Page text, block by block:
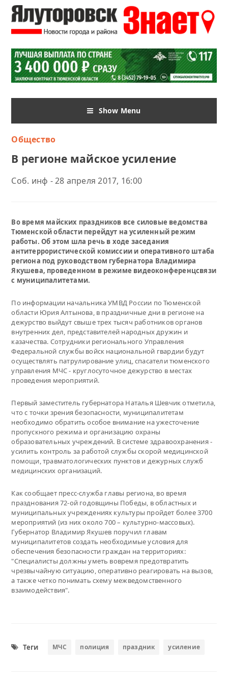
Show Menu
Общество
В регионе майское усиление
Соб. инф - 28 апреля 2017, 16:00
Во время майских праздников все силовые ведомства
Тюменской области перейдут на усиленный режим
работы. Об этом шла речь в ходе заседания
антитеррористической комиссии и оперативного штаба
региона под руководством губернатора Владимира
Якушева, проведенном в режиме видеоконференцсвязи
с муниципалитетами.
По информации начальника УМВД России по Тюменской
области Юрия Алтынова, в праздничные дни в регионе на
дежурство выйдут свыше трех тысяч работников органов
внутренних дел, представителей народных дружин и
казачества. Сотрудники регионального Управления
Федеральной службы войск национальной гвардии будут
осуществлять патрулирование улиц, спасатели тюменского
управления МЧС - круглосуточное дежурство в местах
проведения мероприятий.
Первый заместитель губернатора Наталья Шевчик отметила,
что с точки зрения безопасности, муниципалитетам
необходимо обратить особое внимание на ужесточение
пропускного режима и организацию охраны
образовательных учреждений. В системе здравоохранения -
усилить контроль за работой службы скорой медицинской
помощи, травматологических пунктов и дежурных служб
медицинских организаций.
Как сообщает пресс-служба главы региона, во время
празднования 72-ой годовщины Победы, в областных и
муниципальных учреждениях культуры пройдет более 3700
мероприятий (из них около 700 – культурно-массовых).
Губернатор Владимир Якушев поручил главам
муниципалитетов создать необходимые условия для
обеспечения безопасности граждан на территориях:
"Специалисты должны уметь вовремя предотвратить
чрезвычайную ситуацию, оперативно реагировать на вызов,
а также четко понимать схему межведомственного
взаимодействия".
Теги МЧС полиция праздник усиление